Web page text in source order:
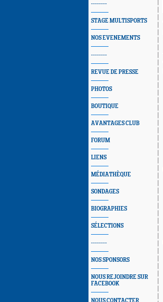
--------
STAGE MULTISPORTS
NOS EVENEMENTS
--------
REVUE DE PRESSE
PHOTOS
BOUTIQUE
AVANTAGES CLUB
FORUM
LIENS
MÉDIATHÈQUE
SONDAGES
BIOGRAPHIES
SÉLECTIONS
--------
NOS SPONSORS
NOUS REJOINDRE SUR
FACEBOOK